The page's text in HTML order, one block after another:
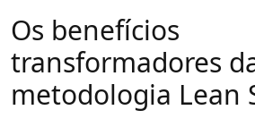
Os benefícios
transformadores
metodologia Lean